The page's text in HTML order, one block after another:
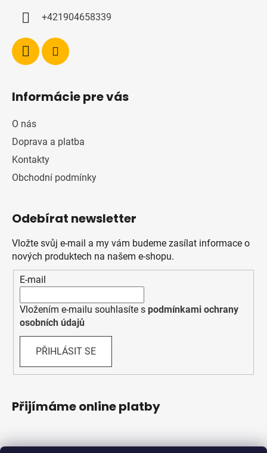
+421904658339
Informácie pre vás
O nás
Doprava a platba
Kontakty
Obchodní podmínky
Odebírat newsletter
Vložte svůj e-mail a my vám budeme zasílat informace o
nových produktech na našem e-shopu.
E-mail
Vložením e-mailu souhlasíte s podmínkami ochrany
osobních údajů
PŘIHLÁSIT SE
Přijímáme online platby